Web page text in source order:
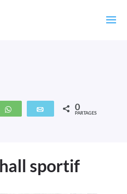
WhatsApp Email 0
PARTAGES
sportif